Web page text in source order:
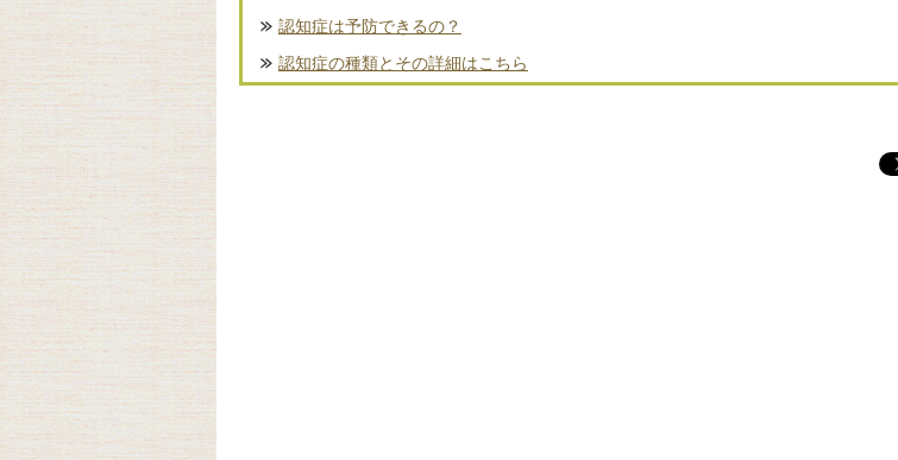
認知症は予防できるの？
認知症の種類とその詳細はこちら